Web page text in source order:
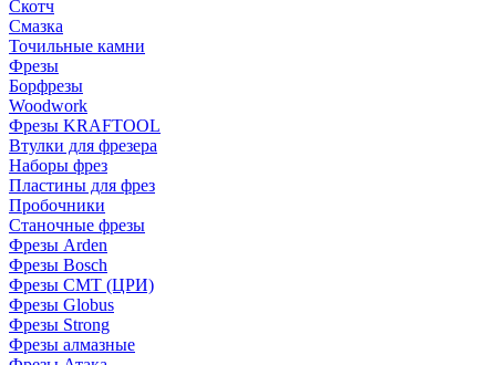
Скотч
Смазка
Точильные камни
Фрезы
Борфрезы
Woodwork
Фрезы KRAFTOOL
Втулки для фрезера
Наборы фрез
Пластины для фрез
Пробочники
Станочные фрезы
Фрезы Arden
Фрезы Bosch
Фрезы CMT (ЦРИ)
Фрезы Globus
Фрезы Strong
Фрезы алмазные